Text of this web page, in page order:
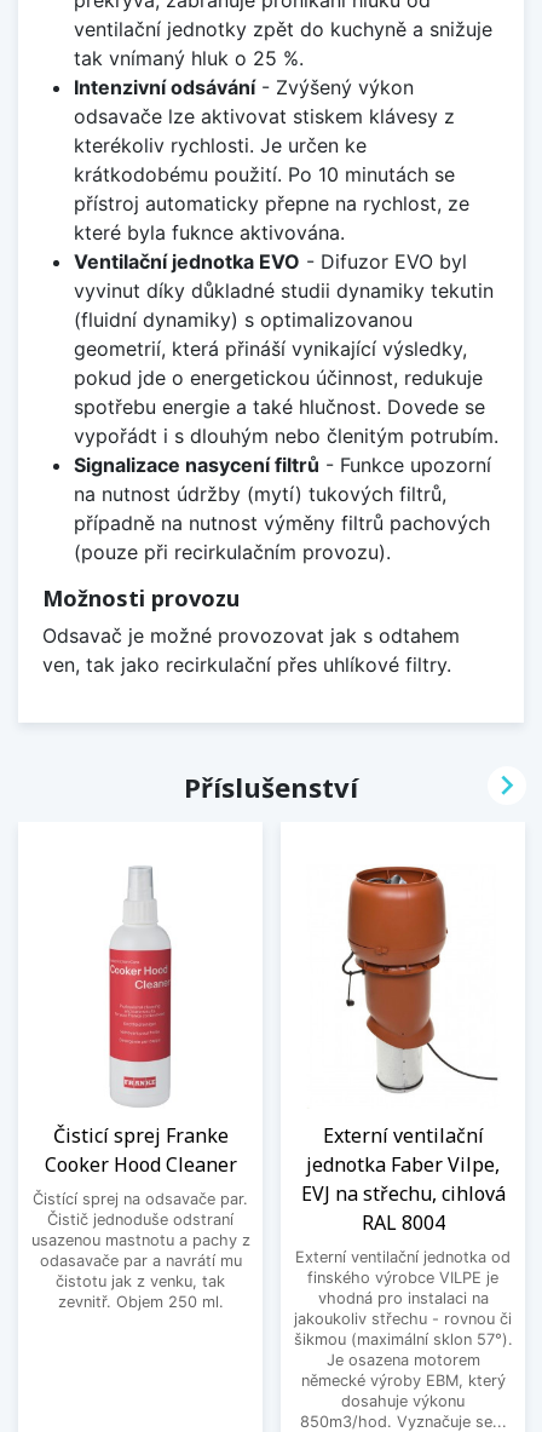
ventilační jednotky zpět do kuchyně a snižuje
tak vnímaný hluk o 25 %.
Intenzivní odsávání- Zvýšený výkon
odsavače lze aktivovat stiskem klávesy z
kterékoliv rychlosti. Je určen ke
krátkodobému použití. Po 10 minutách se
přístroj automaticky přepne na rychlost, ze
které byla fuknce aktivována.
Ventilační jednotka EVO - Difuzor EVO byl
vyvinut díky důkladné studii dynamiky tekutin
(fluidní dynamiky) s optimalizovanou
geometrií, která přináší vynikající výsledky,
pokud jde o energetickou účinnost, redukuje
spotřebu energie a také hlučnost. Dovede se
vypořádt i s dlouhým nebo členitým potrubím.
Signalizace nasycení filtrů - Funkce upozorní
na nutnost údržby (mytí) tukových filtrů,
případně na nutnost výměny filtrů pachových
(pouze při recirkulačním provozu).
Možnosti provozu
Odsavač je možné provozovat jak s odtahem
ven, tak jako recirkulační přes uhlíkové filtry.
Příslušenství
Čisticí sprej Franke
Cooker Hood Cleaner
Čistící sprej na odsavače par.
Čistič jednoduše odstraní
usazenou mastnotu a pachy z
odasavače par a navrátí mu
čistotu jak z venku, tak
zevnitř. Objem 250 ml.
Externí ventilační
jednotka Faber Vilpe,
EVJ na střechu, cihlová
RAL 8004
Externí ventilační jednotka od
finského výrobce VILPE je
vhodná pro instalaci na
jakoukoliv střechu - rovnou či
šikmou (maximální sklon 57°).
Je osazena motorem
německé výroby EBM, který
dosahuje výkonu
850m3/hod. Vyznačuje se...
